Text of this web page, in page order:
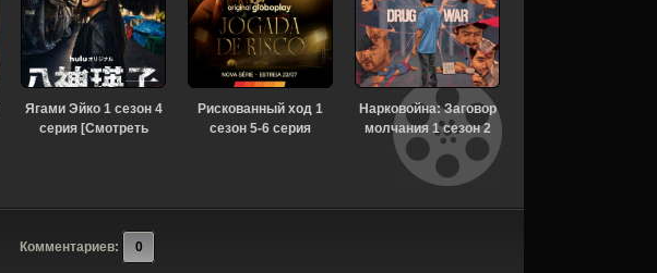
Ягами Эйко 1 сезон 4
серия [Смотреть
Рискованный ход 1
сезон 5-6 серия
Нарковойна: Заговор
молчания 1 сезон 2
серия [Смотреть
Онлайн]
Комментариев: 0